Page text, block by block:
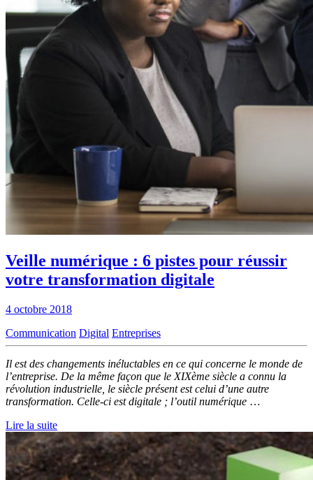
Veille numérique : 6 pistes pour réussir
votre transformation digitale
4 octobre 2018
Communication Digital Entreprises
Il est des changements inéluctables en ce qui concerne le monde de
l’entreprise. De la même façon que le XIXème siècle a connu la
révolution industrielle, le siècle présent est celui d’une autre
transformation. Celle-ci est digitale ; l’outil numérique …
Lire la suite